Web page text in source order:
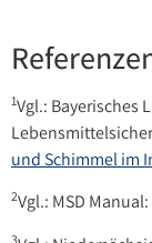
1Vgl.: Bayerisches
und Schimmel im
2Vgl.: MSD Manual:
3